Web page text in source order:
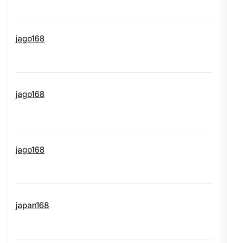
jago168
jago168
jago168
japan168